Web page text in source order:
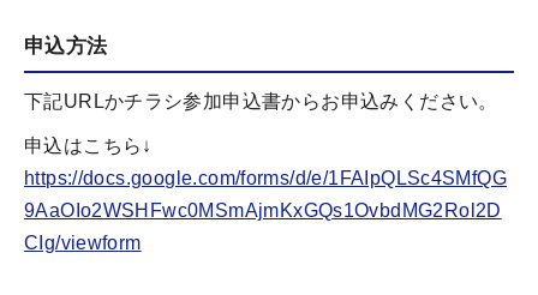
申込方法
下記URLかチラシ参加申込書からお申込みください。
申込はこちら↓
https://docs.google.com/forms/d/e/1FAIpQLSc4SMfQG
9AaOIo2WSHFwc0MSmAjmKxGQs1OvbdMG2Rol2D
CIg/viewform